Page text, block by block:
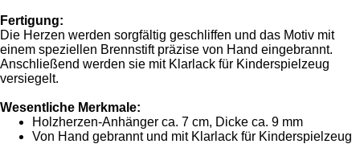
Fertigung:
Die Herzen werden sorgfältig geschliffen und das Motiv mit
einem speziellen Brennstift präzise von Hand eingebrannt.
Anschließend werden sie mit Klarlack für Kinderspielzeug
versiegelt.
Wesentliche Merkmale:
Holzherzen-Anhänger ca. 7 cm, Dicke ca. 9 mm
Von Hand gebrannt und mit Klarlack für Kinderspielzeug